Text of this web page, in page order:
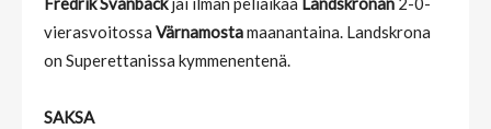
vierasvoitossa Värnamostamaanantaina. Landskrona
on Superettanissa kymmenentenä.
SAKSA